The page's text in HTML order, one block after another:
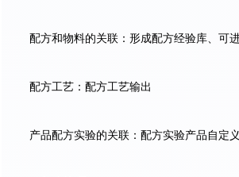
配方和物料的关联：形成配方经验库、可
配方工艺：配方工艺输出
产品配方实验的关联：配方实验产品自定